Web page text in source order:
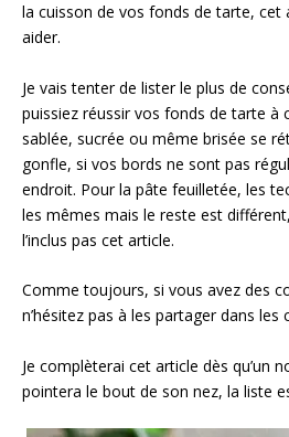
la cuisson de vos fonds de tarte,
aider.
Je vais tenter de lister le plus de
puissiez réussir vos fonds de tarte à
sablée, sucrée ou même brisée se
gonfle, si vos bords ne sont pas
endroit. Pour la pâte feuilletée, les
les mêmes mais le reste est
l’inclus pas cet article.
Comme toujours, si vous avez des
n’hésitez pas à les partager dans les
Je complèterai cet article dès qu’un
pointera le bout de son nez, la liste